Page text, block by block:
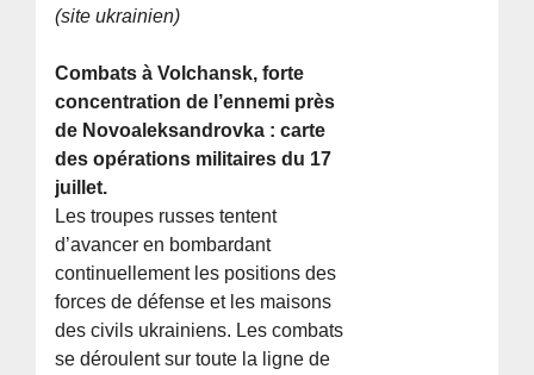
(site ukrainien)
Combats à Volchansk, forte
concentration de l’ennemi près
de Novoaleksandrovka : carte
des opérations militaires du 17
juillet.
Les troupes russes tentent
d’avancer en bombardant
continuellement les positions des
forces de défense et les maisons
des civils ukrainiens. Les combats
se déroulent sur toute la ligne de